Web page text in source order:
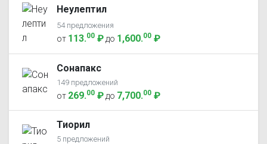
Неулептил
54 предложения
от 113.00 ₽ до 1,600.00 ₽
Сонапакс
149 предложений
от 269.00 ₽ до 7,700.00 ₽
Тиорил
5 предложений